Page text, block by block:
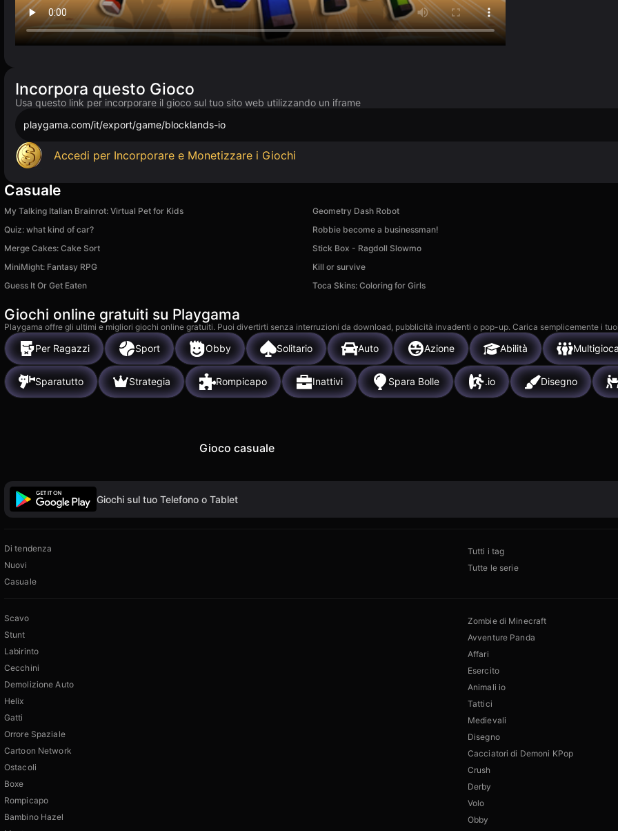
Incorpora questo Gioco
Usa questo link per incorporare il gioco sul tuo sito web utilizzando un iframe
playgama.com/it/export/game/blocklands-io
Accedi per Incorporare e Monetizzare i Giochi
Casuale
My Talking Italian Brainrot: Virtual Pet for Kids Geometry Dash Robot
Quiz: what kind of car?
Robbie become a businessman!
Merge Cakes: Cake Sort
Stick Box - Ragdoll Slowmo
MiniMight: Fantasy RPG
Kill or survive
Guess It Or Get Eaten
Toca Skins: Coloring for Girls
Giochi online gratuiti su Playgama
Playgama offre gli ultimi e migliori giochi online gratuiti. Puoi divertirti senza interruzioni da download, pubblicità invadenti o pop-up. Carica semplicemente i
Per Ragazzi Sport Obby Solitario Auto Azione Abilità
Sparatutto Strategia Rompicapo Inattivi Spara Bolle .io Disegno
Gioco casuale
Giochi sul tuo Telefono o Tablet
Di tendenza
Nuovi
Casuale
Tutti i tag
Tutte le serie
Scavo
Stunt
Labirinto
Cecchini
Demolizione Auto
Helix
Gatti
Orrore Spaziale
Cartoon Network
Ostacoli
Boxe
Rompicapo
Bambino Hazel
Zombie di Minecraft
Avventure Panda
Affari
Esercito
Animali io
Tattici
Medievali
Disegno
Cacciatori di Demoni KPop
Crush
Derby
Volo
Obby